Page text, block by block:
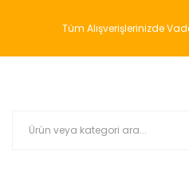
Tüm Alışverişlerinizde